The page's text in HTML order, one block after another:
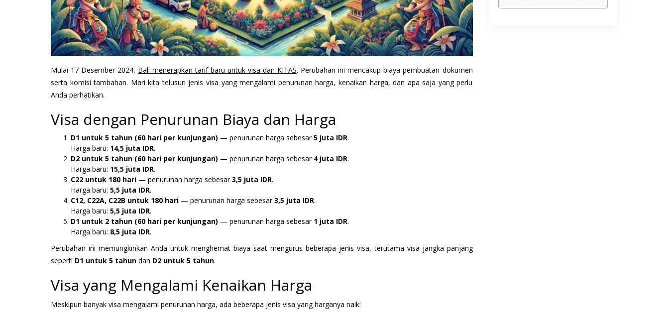
Mulai 17 Desember 2024, Bali menerapkan tarif baru untuk visa dan KITAS. Perubahan ini mencakup biaya pembuatan dokumen
serta komisi tambahan. Mari kita telusuri jenis visa yang mengalami penurunan harga, kenaikan harga, dan apa saja yang perlu
Anda perhatikan.
Visa dengan Penurunan Biaya dan Harga
D1 untuk 5 tahun (60 hari per kunjungan) — penurunan harga sebesar5 juta IDR.
Harga baru: 14,5 juta IDR.
D2 untuk 5 tahun (60 hari per kunjungan) — penurunan harga sebesar 4 juta IDR.
Harga baru: 15,5 juta IDR.
C22 untuk 180 hari — penurunan harga sebesar3,5 juta IDR.
Harga baru: 5,5 juta IDR.
C12, C22A, C22B untuk 180 hari — penurunan harga sebesar3,5 juta IDR.
Harga baru: 5,5 juta IDR.
D1 untuk 2 tahun (60 hari per kunjungan) — penurunan harga sebesar 1 juta IDR.
Harga baru: 8,5 juta IDR.
Perubahan ini memungkinkan Anda untuk menghemat biaya saat mengurus beberapa jenis visa, terutama visa jangka panjang
seperti D1 untuk 5 tahun dan D2 untuk 5 tahun.
Visa yang Mengalami Kenaikan Harga
Meskipun banyak visa mengalami penurunan harga, ada beberapa jenis visa yang harganya naik: